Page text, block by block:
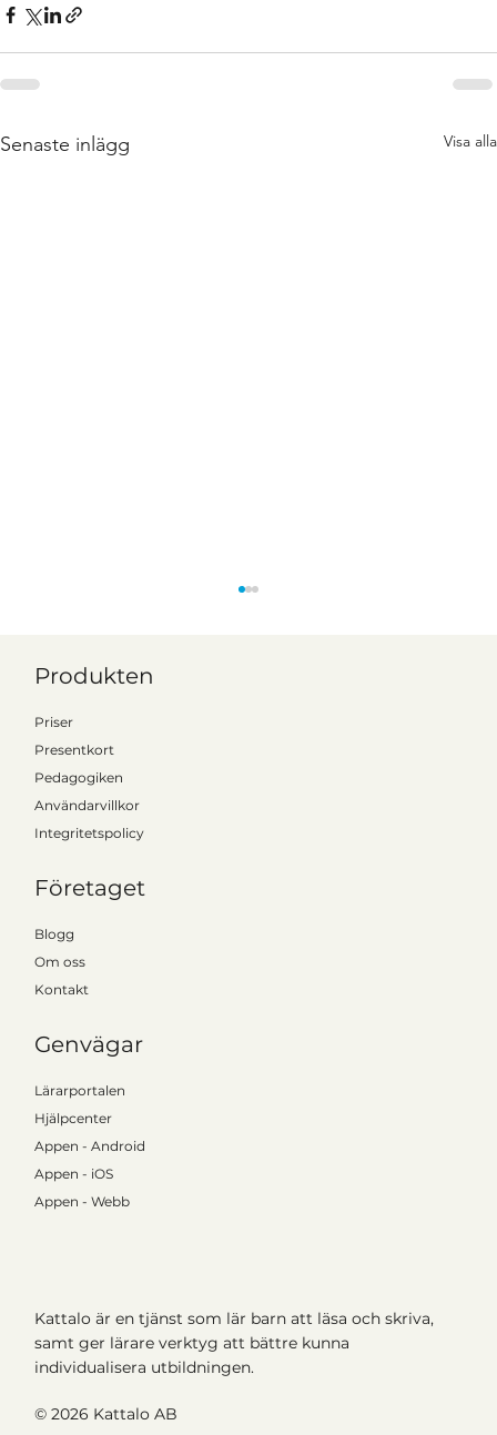
Senaste inlägg Visa alla
SPSM stöttar ny studie – Kattalo gör
med NPF
Kattalo är en tjänst som lär barn att läsa och skriva,
samt ger lärare verktyg att bättre kunna
individualisera utbildningen.
© 2026 Kattalo AB
Produkten
Priser
Presentkort
Pedagogiken
Användarvillkor
Integritetspolicy
Företaget
Blogg
Om oss
Kontakt
Genvägar
Lärarportalen
Hjälpcenter
Appen - Android
Appen - iOS
Appen - Webb